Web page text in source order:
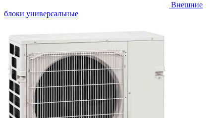
Внешние
блоки универсальные